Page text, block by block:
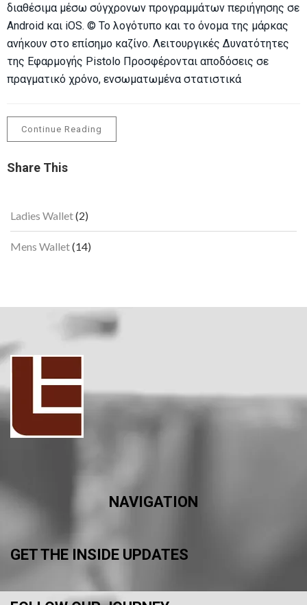
διαθέσιμα μέσω σύγχρονων προγραμμάτων περιήγησης σε
Android και iOS. © Το λογότυπο και το όνομα της μάρκας
ανήκουν στο επίσημο καζίνο. Λειτουργικές Δυνατότητες
της Εφαρμογής Pistolo Προσφέρονται αποδόσεις σε
πραγματικό χρόνο, ενσωματωμένα στατιστικά
Continue Reading
Share This
Ladies Wallet 22
products
Mens Wallet 1414
NAVIGATION
GET THE INSIDE UPDATES